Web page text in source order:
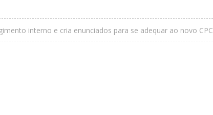
interno e cria enunciados para se adequar ao novo CPC